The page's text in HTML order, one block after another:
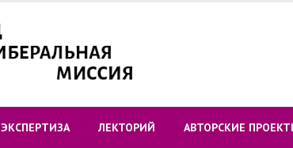
ЭКСПЕРТИЗА ЛЕКТОРИЙ АВТОРСКИЕ